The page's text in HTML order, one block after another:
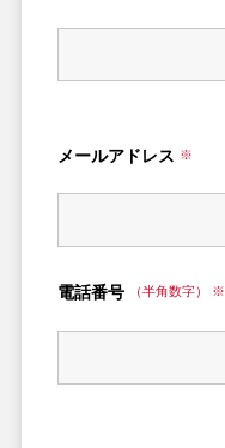
メールアドレス ※
電話番号 （半角数字） ※